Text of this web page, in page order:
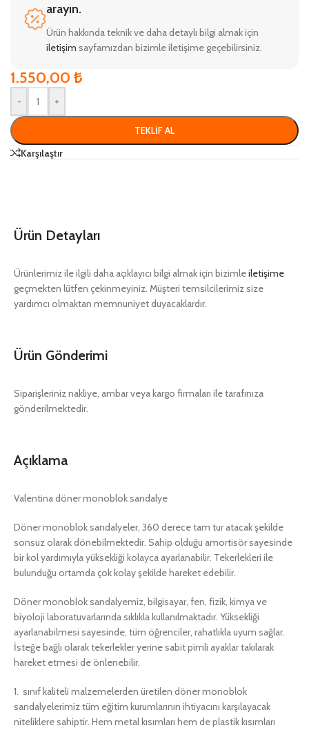
arayın.
Ürün hakkında teknik ve daha detaylı bilgi almak için
iletişim sayfamızdan bizimle iletişime geçebilirsiniz.
1.550,00 ₺
- +
TEKLIF AL
Karşılaştır
Ürün Detayları
Ürünlerimiz ile ilgili daha açıklayıcı bilgi almak için bizimleiletişime
geçmekten lütfen çekinmeyiniz. Müşteri temsilcilerimiz size
yardımcı olmaktan memnuniyet duyacaklardır.
Ürün Gönderimi
Siparişleriniz nakliye, ambar veya kargo firmaları ile tarafınıza
gönderilmektedir.
Açıklama
Valentina döner monoblok sandalye
Döner monoblok sandalyeler, 360 derece tam tur atacak şekilde
sonsuz olarak dönebilmektedir. Sahip olduğu amortisör sayesinde
bir kol yardımıyla yüksekliği kolayca ayarlanabilir. Tekerlekleri ile
bulunduğu ortamda çok kolay şekilde hareket edebilir.
Döner monoblok sandalyemiz, bilgisayar, fen, fizik, kimya ve
biyoloji laboratuvarlarında sıklıkla kullanılmaktadır. Yüksekliği
ayarlanabilmesi sayesinde, tüm öğrenciler, rahatlıkla uyum sağlar.
İsteğe bağlı olarak tekerlekler yerine sabit pimli ayaklar takılarak
hareket etmesi de önlenebilir.
1. sınıf kaliteli malzemelerden üretilen döner monoblok
sandalyelerimiz tüm eğitim kurumlarının ihtiyacını karşılayacak
niteliklere sahiptir. Hem metal kısımları hem de plastik kısımları